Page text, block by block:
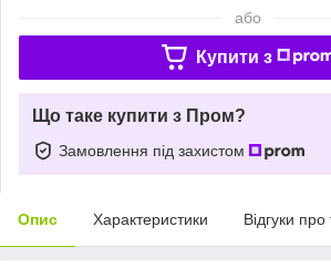
або
Купити з
Що таке купити з Пром?
Замовлення під захистом
Опис Характеристики Відгуки про